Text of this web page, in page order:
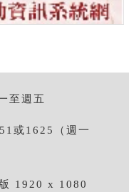
至週五
或1625（週一
1920 x 1080